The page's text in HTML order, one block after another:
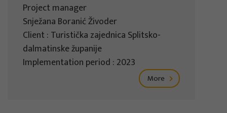
Project manager
Snježana Boranić Živoder
Client : Turistička zajednica Splitsko-
dalmatinske županije
Implementation period : 2023
More